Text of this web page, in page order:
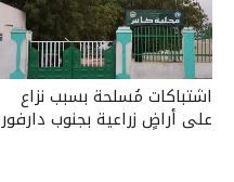
اشتباكات مُسلحة بسبب نزاع
على أراضٍ زراعية بجنوب دارفور